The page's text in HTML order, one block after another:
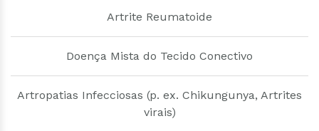
Artrite Reumatoide
Doença Mista do Tecido Conectivo
Artropatias Infecciosas (p. ex. Chikungunya, Artrites
virais)